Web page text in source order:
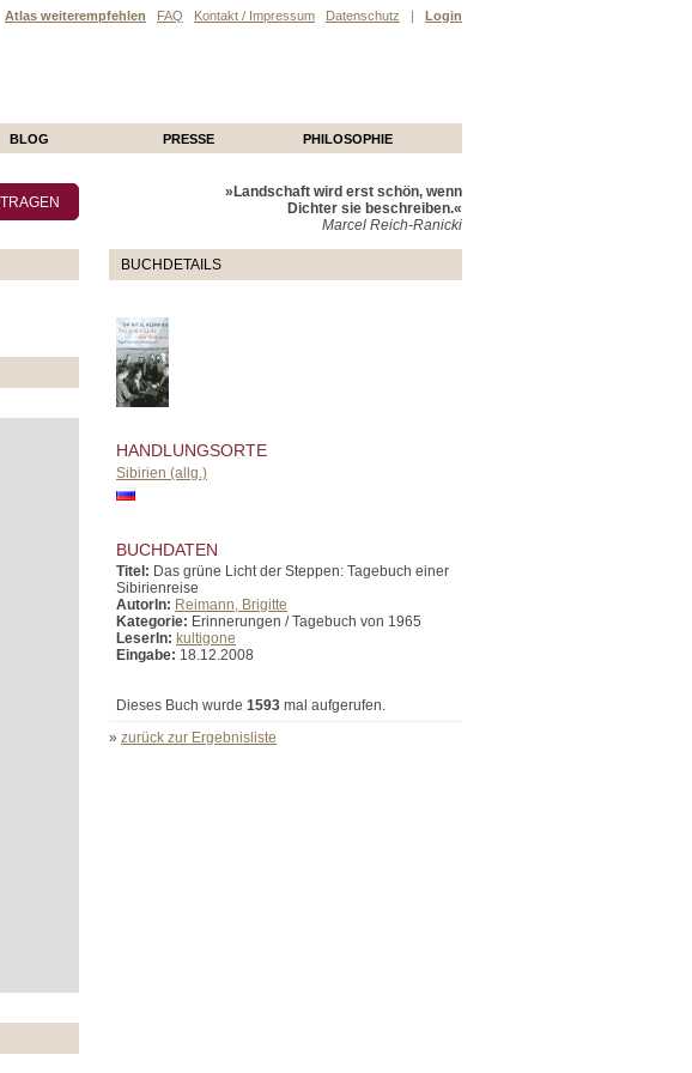
Atlas weiterempfehlen FAQ Kontakt / Impressum Datenschutz | Login
BLOG PRESSE PHILOSOPHIE
»Landschaft wird erst schön, wenn
Dichter sie beschreiben.«
Marcel Reich-Ranicki
BUCHDETAILS
HANDLUNGSORTE
Sibirien (allg.)
BUCHDATEN
Titel: Das grüne Licht der Steppen: Tagebuch einer
Sibirienreise
AutorIn: Reimann, Brigitte
Kategorie: Erinnerungen / Tagebuch von 1965
LeserIn: kultigone
Eingabe: 18.12.2008
Dieses Buch wurde 1593 mal aufgerufen.
» zurück zur Ergebnisliste